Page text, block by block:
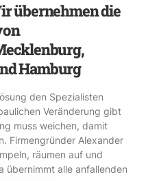
übernehmen die
Hamburg
den Spezialisten
Veränderung gibt
muss weichen, damit
Firmengründer Alexander
räumen auf und
übernimmt alle anfallenden